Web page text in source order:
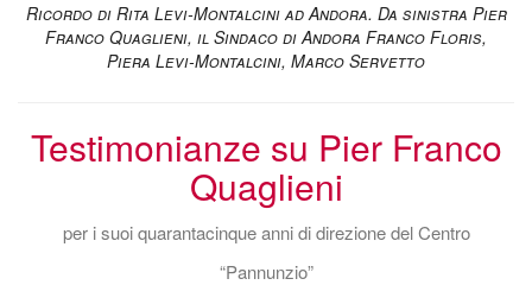
Ricordo di Rita Levi-Montalcini ad Andora. Da sinistra Pier
Franco Quaglieni, il Sindaco di Andora Franco Floris,
Piera Levi-Montalcini, Marco Servetto
Testimonianze su Pier Franco
Quaglieni
per i suoi quarantacinque anni di direzione del Centro
“Pannunzio”